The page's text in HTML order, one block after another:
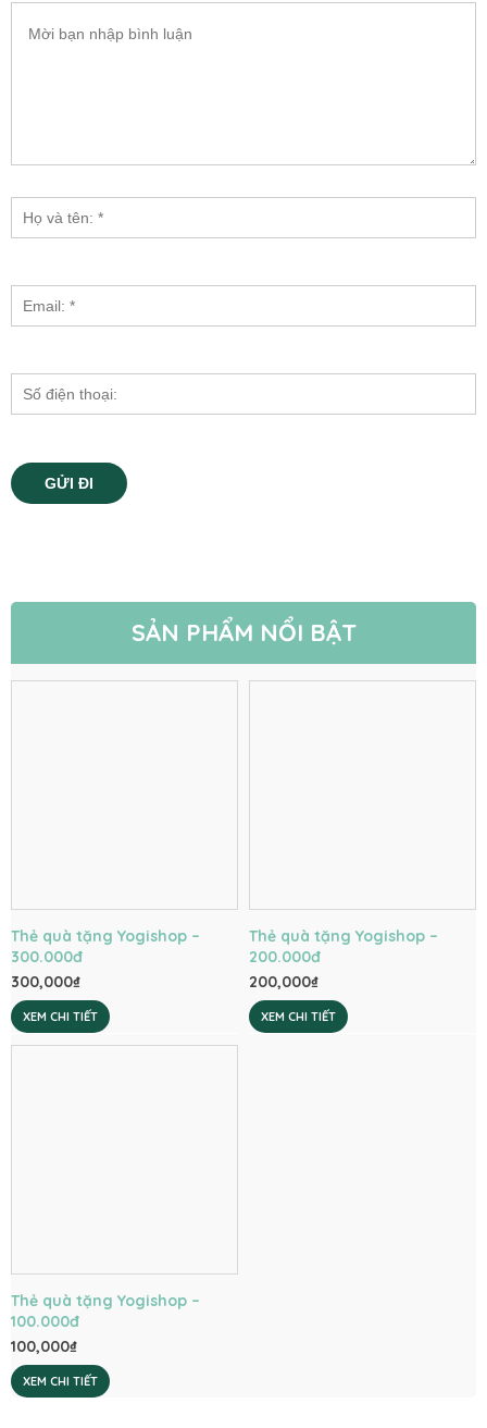
SẢN PHẨM NỔI BẬT
Thẻ quà tặng Yogishop –
300.000đ
300,000₫
XEM CHI TIẾT
Thẻ quà tặng Yogishop –
200.000đ
200,000₫
XEM CHI TIẾT
Thẻ quà tặng Yogishop –
100.000đ
100,000₫
XEM CHI TIẾT